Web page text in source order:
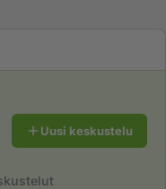
Uusi keskustelu